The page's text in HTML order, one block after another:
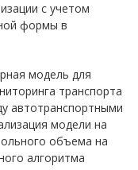
с учетом
формы в
модель для
транспорта
автотранспортными
модели на
объема на
алгоритма